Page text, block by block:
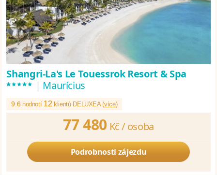
Shangri-La's Le Touessrok Resort & Spa
***** | Maurícius
9.6 hodnotí 12 klientů DELUXEA (více)
77 480 Kč / osoba
Podrobnosti zájezdu